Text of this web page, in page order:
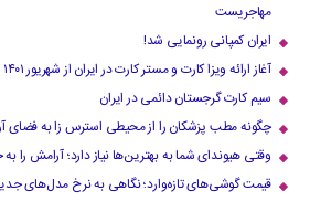
مهاجریست
ایران کمپانی رونمایی شد!
آغاز ارائه ویزا کارت و مستر کارت در ایران از شهریور ۱۴۰۱
سیم کارت گرجستان دائمی در ایران
چگونه مطب پزشکان را از محیطی استرس زا به فضای
وقتی هیوندای شما به بهترین‌ها نیاز دارد؛ آرامش را به
قیمت گوشی‌های تازه‌وارد؛ نگاهی به نرخ مدل‌های جدید